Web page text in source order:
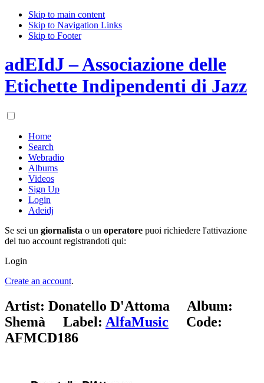
Skip to main content
Skip to Navigation Links
Skip to Footer
adEIdJ – Associazione delle
Etichette Indipendenti di Jazz
Home
Search
Webradio
Albums
Videos
Sign Up
Login
Adeidj
Se sei un giornalista o un operatore puoi richiedere l'attivazione
del tuo account registrandoti qui:
Login
Create an account.
Artist: Donatello D'Attoma Album:
Shemà Label: AlfaMusic Code:
AFMCD186